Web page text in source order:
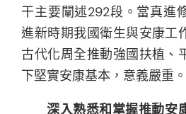
干主要闡述292段。當真進
進新時期我國衛生與安康工
古代化周全推動強國扶植、
下堅實安康基本，意義嚴重。
深入熟悉和掌握推動安